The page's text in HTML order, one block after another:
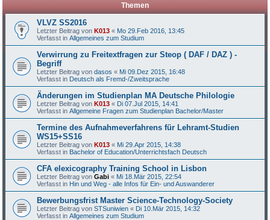
Themen
VLVZ SS2016
Letzter Beitrag vonK013 « Mo 29.Feb 2016, 13:45
Verfasst inAllgemeines zum Studium
Verwirrung zu Freitextfragen zur Steop ( DAF / DAZ ) -
Begriff
Letzter Beitrag vondasos « Mi 09.Dez 2015, 16:48
Verfasst in Deutsch als Fremd-/Zweitsprache
Änderungen im Studienplan MA Deutsche Philologie
Letzter Beitrag vonK013 « Di 07.Jul 2015, 14:41
Verfasst inAllgemeine Fragen zum Studienplan Bachelor/Master
Termine des Aufnahmeverfahrens für Lehramt-Studien
WS15+SS16
Letzter Beitrag vonK013 « Mi 29.Apr 2015, 14:38
Verfasst in Bachelor of Education/Unterrichtsfach Deutsch
CFA elexicography Training School in Lisbon
Letzter Beitrag vonGabi « Mi 18.Mär 2015, 22:54
Verfasst in Hin und Weg - alle Infos für Ein- und Auswanderer
Bewerbungsfrist Master Science-Technology-Society
Letzter Beitrag vonSTSuniwien « Di 10.Mär 2015, 14:32
Verfasst inAllgemeines zum Studium